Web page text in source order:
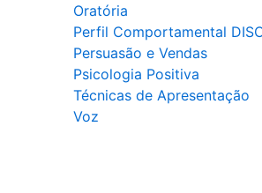
Oratória
Perfil Comportamental
Persuasão e Vendas
Psicologia Positiva
Técnicas de Apresentação
Voz